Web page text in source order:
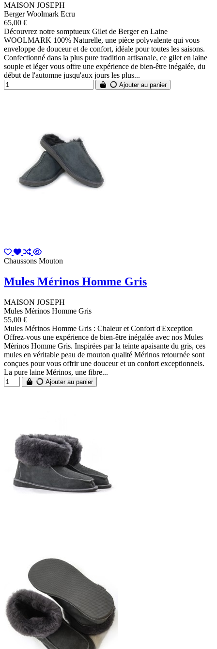
MAISON JOSEPH
Berger Woolmark Ecru
65,00 €
Découvrez notre somptueux Gilet de Berger en Laine
WOOLMARK 100% Naturelle, une pièce polyvalente qui vous
enveloppe de douceur et de confort, idéale pour toutes les saisons.
Confectionné dans la plus pure tradition artisanale, ce gilet en laine
souple et léger vous offre une expérience de bien-être inégalée, du
début de l'automne jusqu'aux jours les plus...
Ajouter au panier
Chaussons Mouton
Mules Mérinos Homme Gris
MAISON JOSEPH
Mules Mérinos Homme Gris
55,00 €
Mules Mérinos Homme Gris : Chaleur et Confort d'Exception
Offrez-vous une expérience de bien-être inégalée avec nos Mules
Mérinos Homme Gris. Inspirées par la teinte apaisante du gris, ces
mules en véritable peau de mouton qualité Mérinos retournée sont
conçues pour vous offrir une douceur et un confort exceptionnels.
La pure laine Mérinos, une fibre...
Ajouter au panier